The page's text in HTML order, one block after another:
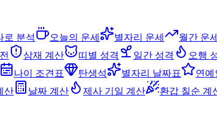
로 분석 오늘의 운세 별자리 운세 월간 운세
삼재 계산 띠별 성격 일간 성격 오행
나이 조견표 탄생석 별자리 날짜표
연예
산 날짜 계산 제사 기일 계산 환갑 칠순 계